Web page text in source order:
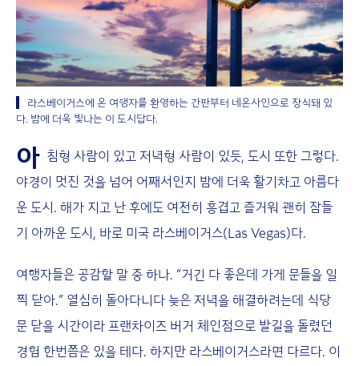
라스베이거스에 온 여행자를 환영하는 간판부터 네온사인으로 장식돼 있
다. 밤에 더욱 빛나는 이 도시답다.
아 침형 사람이 있고 저녁형 사람이 있듯, 도시 또한 그렇다.
야경이 멋진 것을 넘어 어째서인지 밤에 더욱 활기차고 아름다
운 도시. 해가 지고 난 후에도 여전히 흥겹고 즐거워 괜히 잠들
기 아까운 도시, 바로 미국 라스베이거스(Las Vegas)다.
여행자들은 공감할 말 중 하나. “거긴 다 좋은데 가게 문들을 일
찍 닫아.” 열심히 돌아다니다 늦은 저녁을 해결하려는데 식당
문 닫을 시간이라 프랜차이즈 버거 체인점으로 발길을 돌렸던
경험 한번쯤은 있을 테다. 하지만 라스베이거스라면 다르다. 이